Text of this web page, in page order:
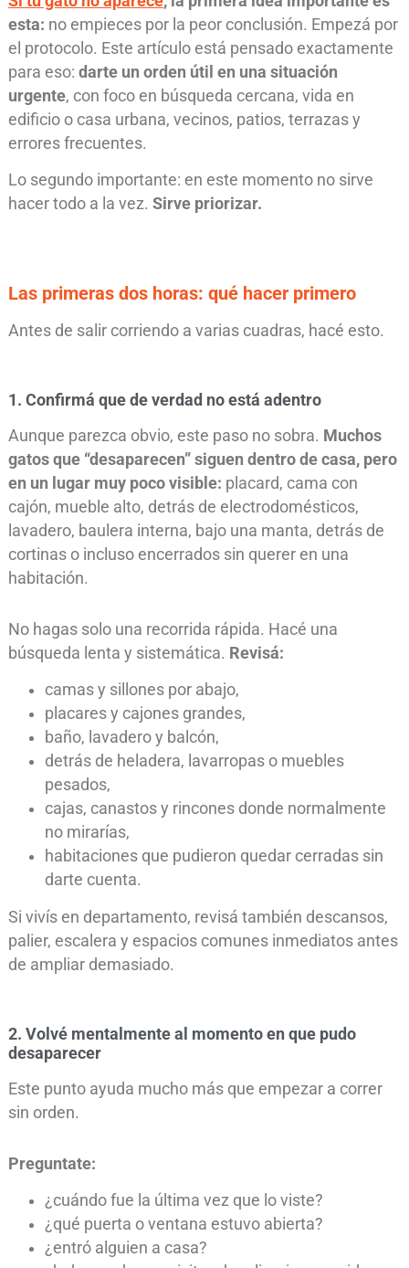
esta: no empieces por la peor conclusión. Empezá por
el protocolo. Este artículo está pensado exactamente
para eso: darte un orden útil en una situación
urgente, con foco en búsqueda cercana, vida en
edificio o casa urbana, vecinos, patios, terrazas y
errores frecuentes.
Lo segundo importante: en este momento no sirve
hacer todo a la vez. Sirve priorizar.
Las primeras dos horas: qué hacer primero
Antes de salir corriendo a varias cuadras, hacé esto.
1. Confirmá que de verdad no está adentro
Aunque parezca obvio, este paso no sobra. Muchos
gatos que “desaparecen” siguen dentro de casa, pero
en un lugar muy poco visible: placard, cama con
cajón, mueble alto, detrás de electrodomésticos,
lavadero, baulera interna, bajo una manta, detrás de
cortinas o incluso encerrados sin querer en una
habitación.
No hagas solo una recorrida rápida. Hacé una
búsqueda lenta y sistemática. Revisá:
camas y sillones por abajo,
placares y cajones grandes,
baño, lavadero y balcón,
detrás de heladera, lavarropas o muebles
pesados,
cajas, canastos y rincones donde normalmente
no mirarías,
habitaciones que pudieron quedar cerradas sin
darte cuenta.
Si vivís en departamento, revisá también descansos,
palier, escalera y espacios comunes inmediatos antes
de ampliar demasiado.
2. Volvé mentalmente al momento en que pudo
desaparecer
Este punto ayuda mucho más que empezar a correr
sin orden.
Preguntate:
¿cuándo fue la última vez que lo viste?
¿qué puerta o ventana estuvo abierta?
¿entró alguien a casa?